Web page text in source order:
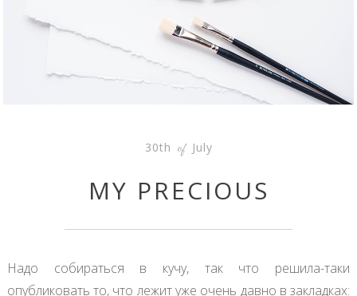
30th of July
MY PRECIOUS
Надо собираться в кучу, так что решила-таки
опубликовать то, что лежит уже очень давно в закладках: